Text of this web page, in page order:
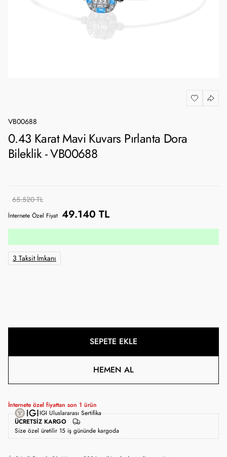
VB00688
0.43 Karat Mavi Kuvars Pırlanta Dora
Bileklik - VB00688
65.520 TL
İnternete Özel Fiyat 49.140 TL
3 Taksit İmkanı
SEPETE EKLE
HEMEN AL
İnternete özel fiyattan son 1 ürün
ÜCRETSIZ KARGO
IGI Uluslararası Sertifika
Size özel üretilir 15 iş gününde kargoda